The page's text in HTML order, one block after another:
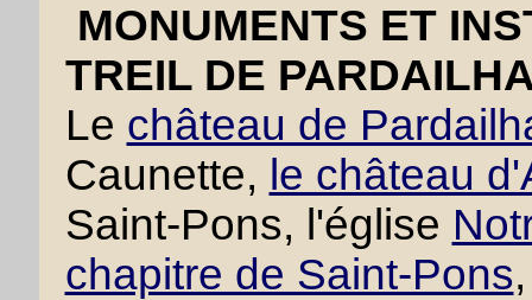
MONUMENTS ET
TREIL DE
Le château de
Caunette, le château
Saint-Pons, l'église
chapitre de Saint-Pons